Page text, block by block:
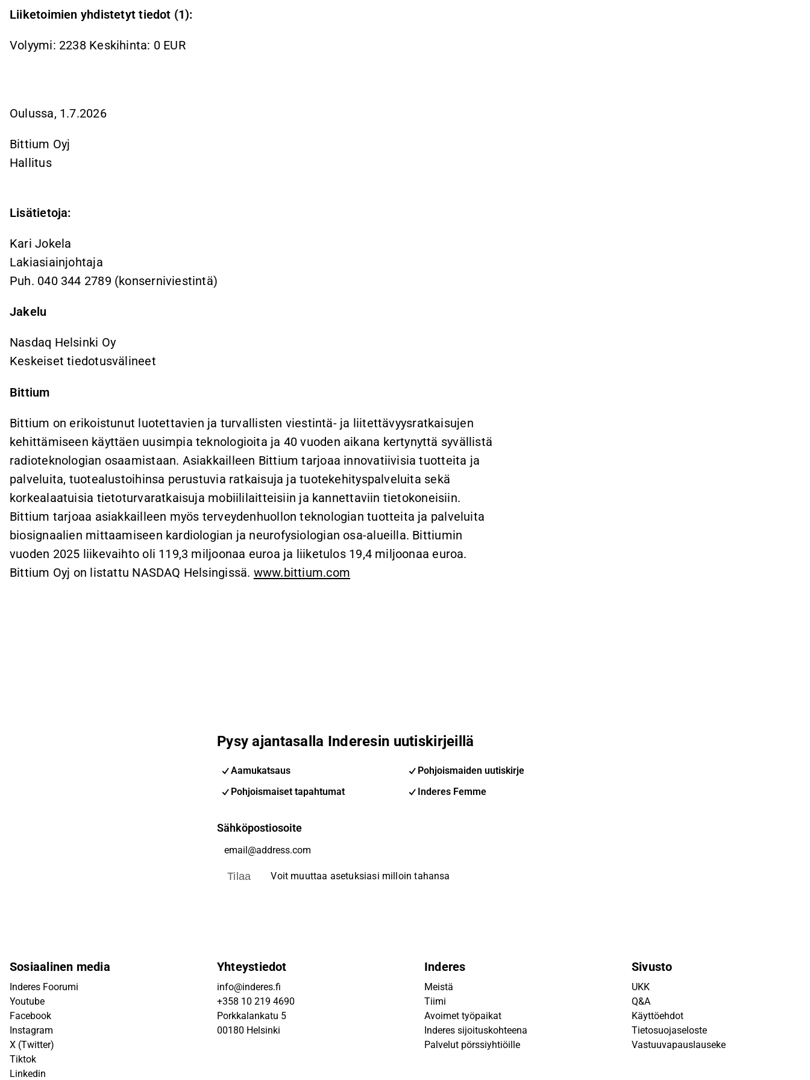
Liiketoimien yhdistetyt tiedot (1):
Volyymi: 2238 Keskihinta: 0 EUR
Oulussa, 1.7.2026
Bittium Oyj
Hallitus
Lisätietoja:
Kari Jokela
Lakiasiainjohtaja
Puh. 040 344 2789 (konserniviestintä)
Jakelu
Nasdaq Helsinki Oy
Keskeiset tiedotusvälineet
Bittium
Bittium on erikoistunut luotettavien ja turvallisten viestintä- ja liitettävyysratkaisujen
kehittämiseen käyttäen uusimpia teknologioita ja 40 vuoden aikana kertynyttä syvällistä
radioteknologian osaamistaan. Asiakkailleen Bittium tarjoaa innovatiivisia tuotteita ja
palveluita, tuotealustoihinsa perustuvia ratkaisuja ja tuotekehityspalveluita sekä
korkealaatuisia tietoturvaratkaisuja mobiililaitteisiin ja kannettaviin tietokoneisiin.
Bittium tarjoaa asiakkailleen myös terveydenhuollon teknologian tuotteita ja palveluita
biosignaalien mittaamiseen kardiologian ja neurofysiologian osa-alueilla. Bittiumin
vuoden 2025 liikevaihto oli 119,3 miljoonaa euroa ja liiketulos 19,4 miljoonaa euroa.
Bittium Oyj on listattu NASDAQ Helsingissä. www.bittium.com
Pysy ajantasalla Inderesin uutiskirjeillä
Aamukatsaus
Pohjoismaiden uutiskirje
Pohjoismaiset tapahtumat
Inderes Femme
Sähköpostiosoite
Tilaa Voit muuttaa asetuksiasi milloin tahansa
Sosiaalinen media
Inderes Foorumi
Youtube
Facebook
Instagram
X (Twitter)
Tiktok
Linkedin
Yhteystiedot
info@inderes.fi
+358 10 219 4690
Porkkalankatu 5
00180 Helsinki
Inderes
Meistä
Tiimi
Avoimet työpaikat
Inderes sijoituskohteena
Palvelut pörssiyhtiöille
Sivusto
UKK
Q&A
Käyttöehdot
Tietosuojaseloste
Vastuuvapauslauseke